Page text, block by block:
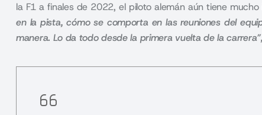
la F1 a finales de 2022, el piloto alemán aún tiene
en la pista, cómo se comporta en las reuniones del
manera. Lo da todo desde la primera vuelta de la